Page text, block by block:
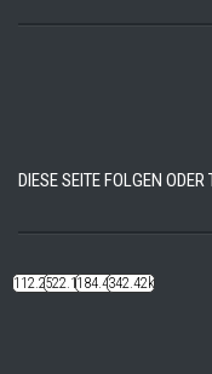
DIESE SEITE FOLGEN ODER
112.22k522.14k184.48k342.42k